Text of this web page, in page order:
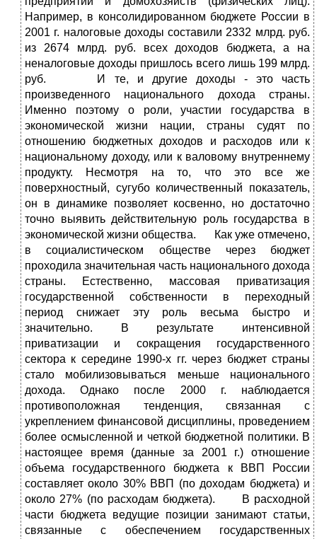
Например, в консолидированном бюджете России в
2001 г. налоговые доходы составили 2332 млрд. руб.
из 2674 млрд. руб. всех доходов бюджета, а на
неналоговые доходы пришлось всего лишь 199 млрд.
руб. И те, и другие доходы - это часть
произведенного национального дохода страны.
Именно поэтому о роли, участии государства в
экономической жизни нации, страны судят по
отношению бюджетных доходов и расходов или к
национальному доходу, или к валовому внутреннему
продукту. Несмотря на то, что это все же
поверхностный, сугубо количественный показатель,
он в динамике позволяет косвенно, но достаточно
точно выявить действительную роль государства в
экономической жизни общества. Как уже отмечено,
в социалистическом обществе через бюджет
проходила значительная часть национального дохода
страны. Естественно, массовая приватизация
государственной собственности в переходный
период снижает эту роль весьма быстро и
значительно. В результате интенсивной
приватизации и сокращения государственного
сектора к середине 1990-х гг. через бюджет страны
стало мобилизовываться меньше национального
дохода. Однако после 2000 г. наблюдается
противоположная тенденция, связанная с
укреплением финансовой дисциплины, проведением
более осмысленной и четкой бюджетной политики. В
настоящее время (данные за 2001 г.) отношение
объема государственного бюджета к ВВП России
составляет около 30% ВВП (по доходам бюджета) и
около 27% (по расходам бюджета). В расходной
части бюджета ведущие позиции занимают статьи,
связанные с обеспечением государственных